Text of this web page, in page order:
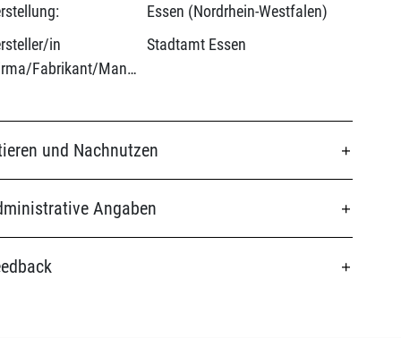
Essen (Nordrhein-Westfalen)
in
(Firma/Fabrikant/Manufaktur):
Stadtamt Essen
und Nachnutzen
Angaben